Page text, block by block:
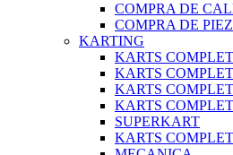
COMPRA DE
COMPRA DE
KARTING
KARTS
KARTS
KARTS
KARTS
SUPERKART
KARTS